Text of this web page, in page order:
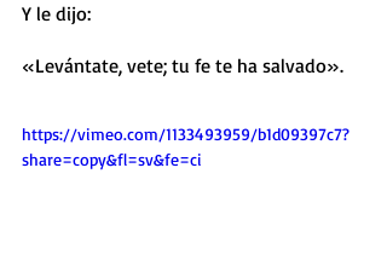
Y le dijo:
«Levántate, vete; tu fe te ha salvado».
https://vimeo.com/1133493959/b1d09397c7?
share=copy&fl=sv&fe=ci